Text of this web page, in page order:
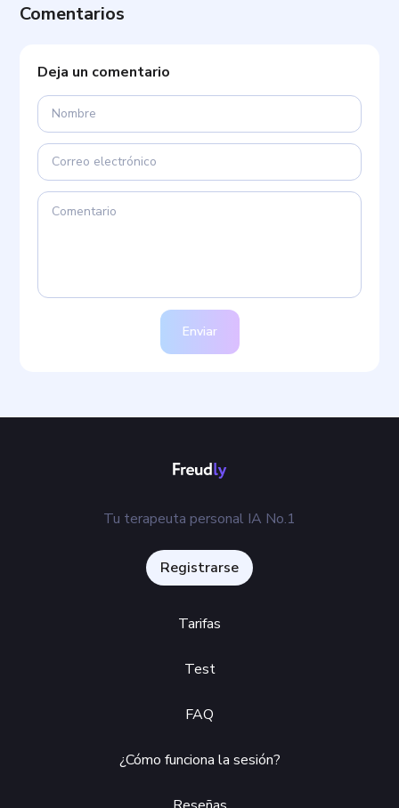
Comentarios
Deja un comentario
Enviar
Tu terapeuta personal IA No.1
Registrarse
Tarifas
Test
FAQ
¿Cómo funciona la sesión?